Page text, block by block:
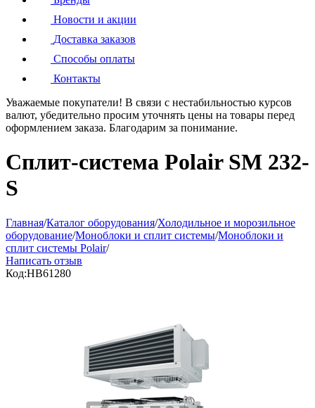
Новости и акции
Доставка заказов
Способы оплаты
Контакты
Уважаемые покупатели! В связи с нестабильностью курсов
валют, убедительно просим уточнять цены на товары перед
оформлением заказа. Благодарим за понимание.
Сплит-система Polair SM 232-
S
Главная/Каталог оборудования/Холодильное и морозильное
оборудование/Моноблоки и сплит системы/Моноблоки и
сплит системы Polair/
Написать отзыв
Код:HB61280